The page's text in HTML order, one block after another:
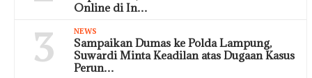
Online di In…
3 NEWS
Sampaikan Dumas ke Polda Lampung,
Suwardi Minta Keadilan atas Dugaan Kasus
Perun…